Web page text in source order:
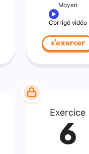
Moyen
Corrigé vidéo
s'exercer
Exercice
6